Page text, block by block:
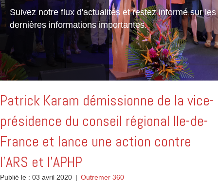
Suivez notre flux d'actualités et restez informé sur les
dernières informations importantes.
Patrick Karam démissionne de la vice-
présidence du conseil régional Ile-de-
France et lance une action contre
l’ARS et l’APHP
Publié le : 03 avril 2020 | Outremer 360